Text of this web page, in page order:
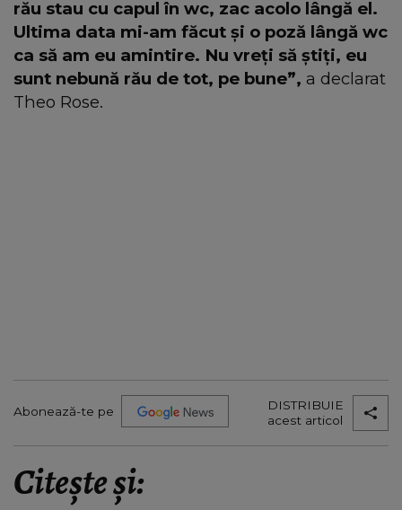
rău stau cu capul în wc, zac acolo lângă el.
Ultima data mi-am făcut și o poză lângă wc
ca să am eu amintire. Nu vreți să știți, eu
sunt nebună rău de tot, pe bune”, a declarat
Theo Rose.
Abonează-te pe
DISTRIBUIE
acest articol
Citește și: